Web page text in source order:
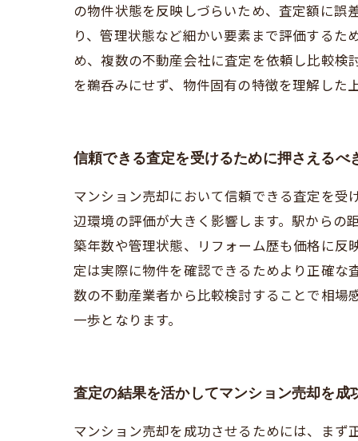
の物件状態を反映しづらいため、査定額に
り、管理状態など細かい要素まで評価する
め、複数の不動産会社に査定を依頼し比較検
を鵜呑みにせず、物件固有の特徴を理解した
信頼できる査定を受けるために押さえるべ
マンション売却において信頼できる査定を
辺環境の評価が大きく影響します。駅からの
築年数や管理状態、リフォーム歴も価格に反
定は実際に物件を確認できるためより正確
数の不動産業者から比較検討することで相場
一歩となります。
査定の結果を活かしてマンション売却を成
マンション売却を成功させるためには、まず